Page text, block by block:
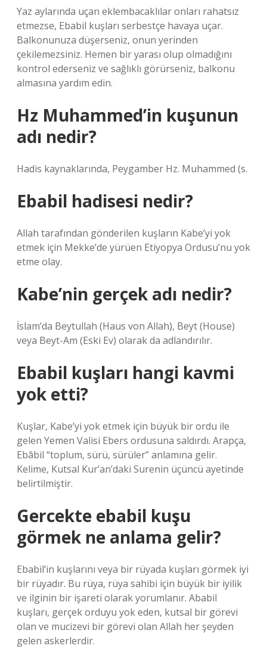
Yaz aylarında uçan eklembacaklılar onları rahatsız
etmezse, Ebabil kuşları serbestçe havaya uçar.
Balkonunuza düşerseniz, onun yerinden
çekilemezsiniz. Hemen bir yarası olup olmadığını
kontrol ederseniz ve sağlıklı görürseniz, balkonu
almasına yardım edin.
Hz Muhammed’in kuşunun
adı nedir?
Hadis kaynaklarında, Peygamber Hz. Muhammed (s.
Ebabil hadisesi nedir?
Allah tarafından gönderilen kuşların Kabe’yi yok
etmek için Mekke’de yürüen Etiyopya Ordusu’nu yok
etme olay.
Kabe’nin gerçek adı nedir?
İslam’da Beytullah (Haus von Allah), Beyt (House)
veya Beyt-Am (Eski Ev) olarak da adlandırılır.
Ebabil kuşları hangi kavmi
yok etti?
Kuşlar, Kabe’yi yok etmek için büyük bir ordu ile
gelen Yemen Valisi Ebers ordusuna saldırdı. Arapça,
Ebâbil “toplum, sürü, sürüler” anlamına gelir.
Kelime, Kutsal Kur’an’daki Surenin üçüncü ayetinde
belirtilmiştir.
Gercekte ebabil kuşu
görmek ne anlama gelir?
Ebabil’in kuşlarını veya bir rüyada kuşları görmek iyi
bir rüyadır. Bu rüya, rüya sahibi için büyük bir iyilik
ve ilginin bir işareti olarak yorumlanır. Ababil
kuşları, gerçek orduyu yok eden, kutsal bir görevi
olan ve mucizevi bir görevi olan Allah her şeyden
gelen askerlerdir.